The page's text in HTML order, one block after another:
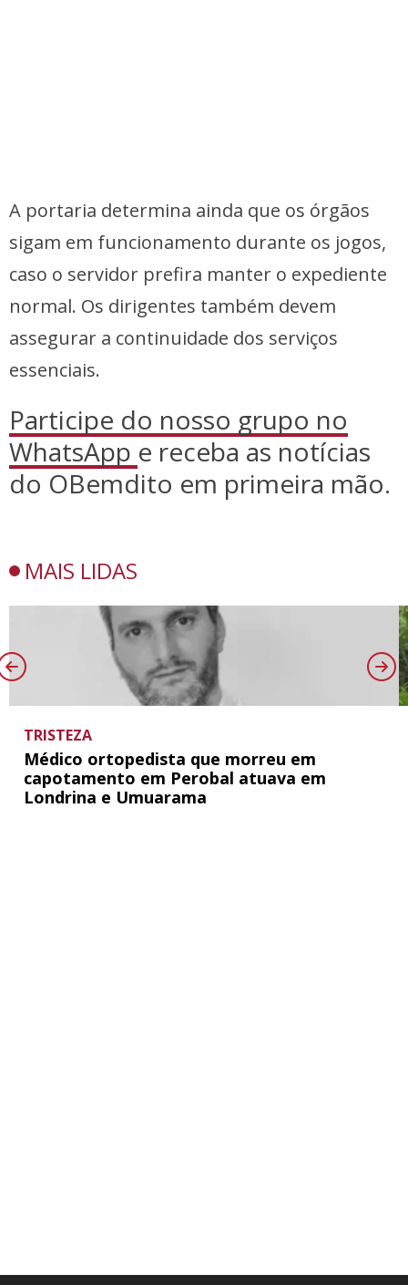
A portaria determina ainda que os órgãos
sigam em funcionamento durante os jogos,
caso o servidor prefira manter o expediente
normal. Os dirigentes também devem
assegurar a continuidade dos serviços
essenciais.
Participe do nosso grupo no
WhatsApp e receba as notícias
do OBemdito em primeira mão.
MAIS LIDAS
TRISTEZA
Médico ortopedista que morreu em
capotamento em Perobal atuava em
Londrina e Umuarama